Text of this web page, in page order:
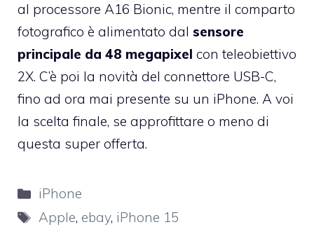
al processore A16 Bionic, mentre il comparto
fotografico è alimentato dal sensore
principale da 48 megapixel con teleobiettivo
2X. C’è poi la novità del connettore USB-C,
fino ad ora mai presente su un iPhone. A voi
la scelta finale, se approfittare o meno di
questa super offerta.
Categorie
iPhone
Tag
Apple, ebay, iPhone 15